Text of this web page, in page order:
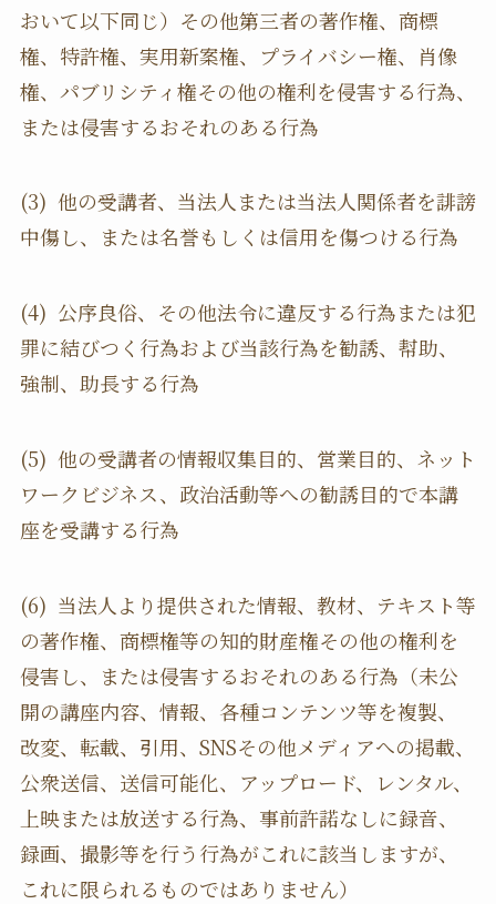
おいて以下同じ）その他第三者の著作権、商標
権、特許権、実用新案権、プライバシー権、肖像
権、パブリシティ権その他の権利を侵害する行為、
または侵害するおそれのある行為
(3) 他の受講者、当法人または当法人関係者を誹謗
中傷し、または名誉もしくは信用を傷つける行為
(4) 公序良俗、その他法令に違反する行為または犯
罪に結びつく行為および当該行為を勧誘、幇助、
強制、助長する行為
(5) 他の受講者の情報収集目的、営業目的、ネット
ワークビジネス、政治活動等への勧誘目的で本講
座を受講する行為
(6) 当法人より提供された情報、教材、テキスト等
の著作権、商標権等の知的財産権その他の権利を
侵害し、または侵害するおそれのある行為（未公
開の講座内容、情報、各種コンテンツ等を複製、
改変、転載、引用、SNSその他メディアへの掲載、
公衆送信、送信可能化、アップロード、レンタル、
上映または放送する行為、事前許諾なしに録音、
録画、撮影等を行う行為がこれに該当しますが、
これに限られるものではありません）